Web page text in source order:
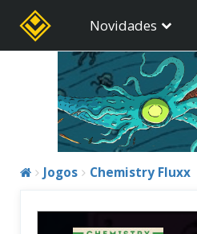
Novidades
Jogos Chemistry Fluxx